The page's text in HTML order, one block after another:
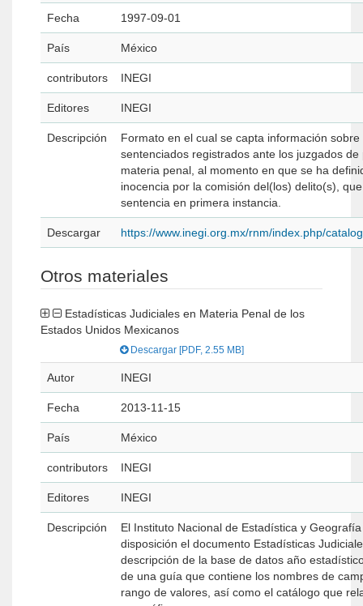
Fecha 1997-09-01
País México
contributors INEGI
Editores INEGI
Descripción
Formato en el cual se capta información
sentenciados registrados ante los juzgados
materia penal, al momento en que se ha
inocencia por la comisión del(los) delito(s),
sentencia en primera instancia.
Descargar https://www.inegi.org.mx/rnm/index.php/
Otros materiales
Estados Unidos Mexicanos
Descargar [PDF, 2.55 MB]
Autor INEGI
Fecha 2013-11-15
País México
contributors INEGI
Editores INEGI
Descripción
El Instituto Nacional de Estadística y
disposición el documento Estadísticas
descripción de la base de datos año
de una guía que contiene los nombres de
rango de valores, así como el catálogo que